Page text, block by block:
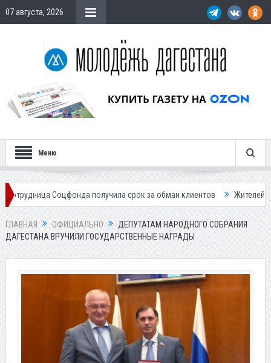
07 августа, 2026
Меню
Соцфонда получила срок за обман клиентов Жителей Дагестана
ГЛАВНАЯ ОФИЦИАЛЬНО
ДЕПУТАТАМ НАРОДНОГО СОБРАНИЯ
ДАГЕСТАНА ВРУЧИЛИ ГОСУДАРСТВЕННЫЕ НАГРАДЫ